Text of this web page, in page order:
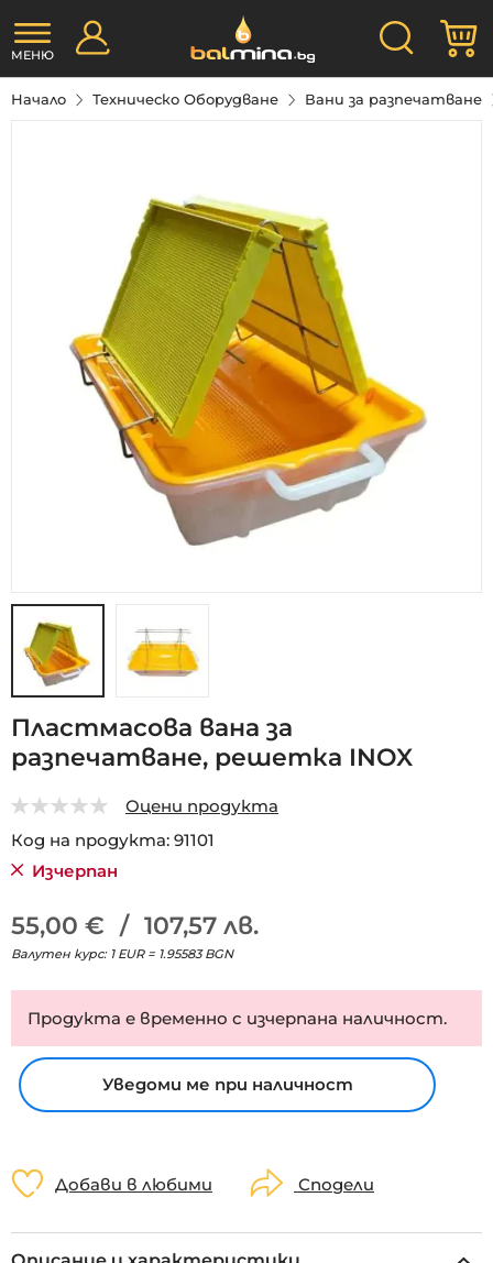
към
съдържанието
Търсене
МЕНЮ
Начало Техническо Оборудване Вани за разпечатване
изображенията
към
началото
на
галерия
снимки
Пластмасова вана за
разпечатване, решетка INOX
Оцени продукта
Код на продукта 91101
Изчерпан
55,00 € / 107,57 лв.
Валутен курс: 1 EUR = 1.95583 BGN
Продукта е временно с изчерпана наличност.
Уведоми ме при наличност
Добави в любими Сподели